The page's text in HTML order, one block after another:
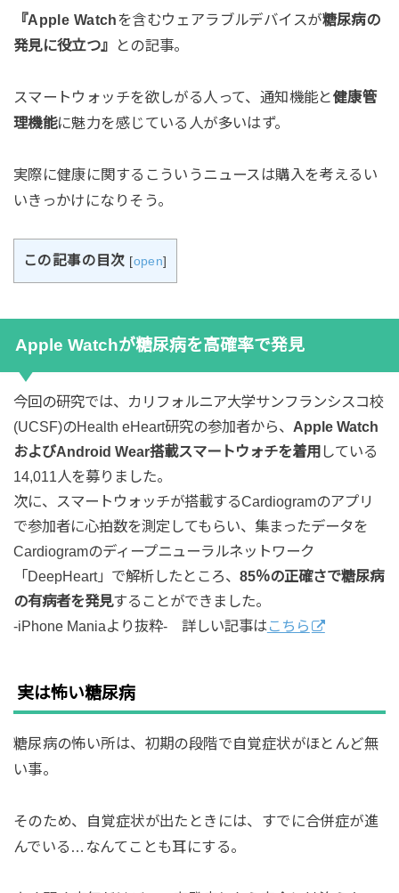
『Apple Watchを含むウェアラブルデバイスが糖尿病の
発見に役立つ』
との記事。
スマートウォッチを欲しがる人って、通知機能と健康管
理機能に魅力を感じている人が多いはず。
実際に健康に関するこういうニュースは購入を考えるい
いきっかけになりそう。
この記事の目次 [open]
Apple Watchが糖尿病を高確率で発見
今回の研究では、カリフォルニア大学サンフランシスコ校
(UCSF)のHealth eHeart研究の参加者から、 Apple Watch
およびAndroid Wear搭載スマートウォチを着用 している
14,011人を募りました。
次に、スマートウォッチが搭載するCardiogramのアプリ
で参加者に心拍数を測定してもらい、集まったデータを
Cardiogramのディープニューラルネットワーク
「DeepHeart」で解析したところ、 85％の正確さで糖尿病
の有病者を発見することができました。
-iPhone Maniaより抜粋- 詳しい記事はこちら
実は怖い糖尿病
糖尿病の怖い所は、初期の段階で自覚症状がほとんど無
い事。
そのため、自覚症状が出たときには、すでに合併症が進
んでいる…なんてことも耳にする。